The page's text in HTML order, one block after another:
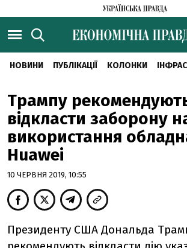
НОВИНИ ПУБЛІКАЦІЇ КОЛОНКИ
Трампу
відкласти заборону
використання
Huawei
10 ЧЕРВНЯ 2019, 10:55
Президенту США Дональда